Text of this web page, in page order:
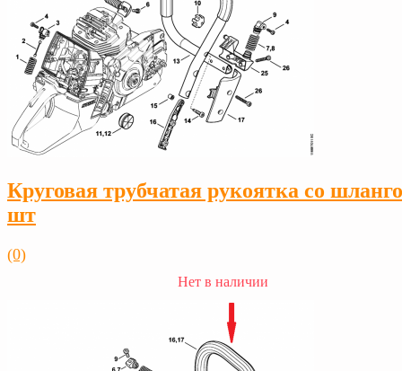
Круговая трубчатая рукоятка со
шт
(0)
Нет в наличии